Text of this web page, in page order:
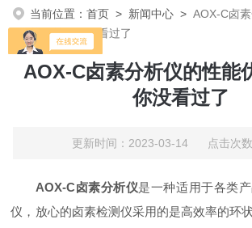
当前位置：首页 > 新闻中心 >AOX-C卤
势，就差你没看过了
AOX-C卤素分析仪的性能
你没看过了
更新时间：2023-03-14 点击次
AOX-C卤素分析仪是一种适用于各类
仪，放心的卤素检测仪采用的是高效率的环